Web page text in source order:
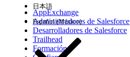
Experiencia
AppExchange
Administradores de Salesforce
Desarrolladores de Salesforce
Trailhead
Formación
日本語
Español (México)